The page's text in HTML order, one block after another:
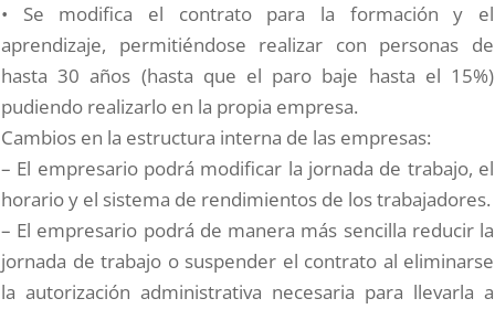
• Se modifica el contrato para la formación y el
aprendizaje, permitiéndose realizar con personas de
hasta 30 años (hasta que el paro baje hasta el 15%)
pudiendo realizarlo en la propia empresa.
Cambios en la estructura interna de las empresas:
– El empresario podrá modificar la jornada de trabajo, el
horario y el sistema de rendimientos de los trabajadores.
– El empresario podrá de manera más sencilla reducir la
jornada de trabajo o suspender el contrato al eliminarse
la autorización administrativa necesaria para llevarla a